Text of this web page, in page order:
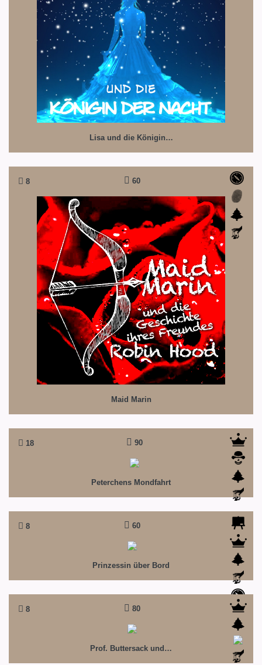
Lisa und die Königin…
Lisa und die Königin der Nacht
Auf der Suche nach der Königin der Nacht
8 60
Maid Marin
Maid Marin
Die Geschichte von Robin Hood
18 90
Peterchens Mondfahrt
Eine phantastisch komische Reise durch das
8 60
Prinzessin über Bord
Prinzessin über Bord
Was für ein Abenteuer! Oder nur geträumt!?
8 80
Prof. Buttersack und…
Prof. Buttersack und die furchtbaren Drei
Ein Weltraummärchen! Aus der 'Prof. Buttersack-